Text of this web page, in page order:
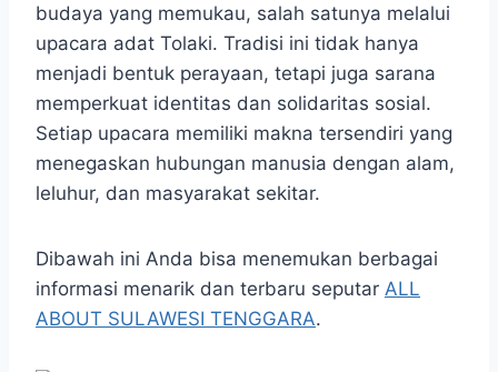
budaya yang memukau, salah satunya melalui
upacara adat Tolaki. Tradisi ini tidak hanya
menjadi bentuk perayaan, tetapi juga sarana
memperkuat identitas dan solidaritas sosial.
Setiap upacara memiliki makna tersendiri yang
menegaskan hubungan manusia dengan alam,
leluhur, dan masyarakat sekitar.
Dibawah ini Anda bisa menemukan berbagai
informasi menarik dan terbaru seputar ALL
ABOUT SULAWESI TENGGARA.